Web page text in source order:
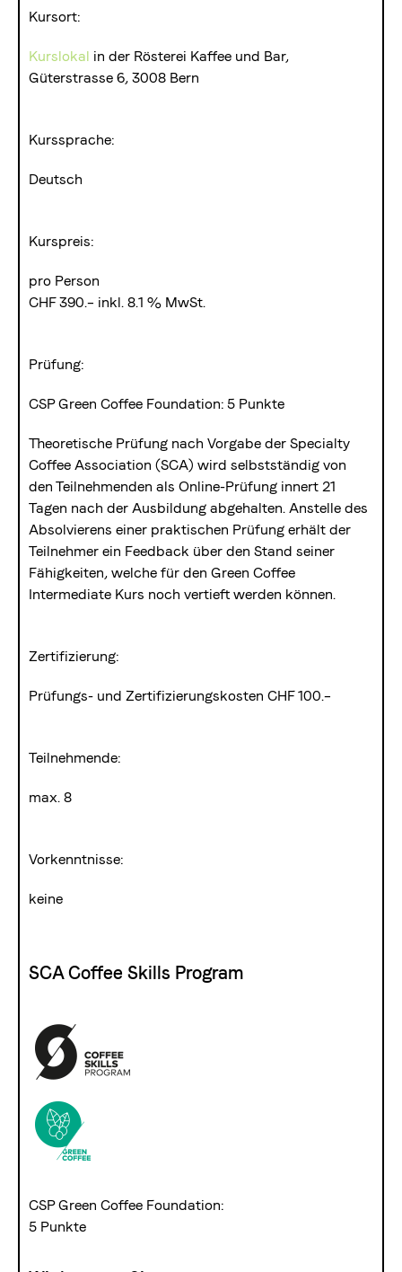
Kursort:
Kurslokal in der Rösterei Kaffee und Bar,
Güterstrasse 6, 3008 Bern
Kurssprache:
Deutsch
Kurspreis:
pro Person
CHF 390.– inkl. 8.1 % MwSt.
Prüfung:
CSP Green Coffee Foundation: 5 Punkte
Theoretische Prüfung nach Vorgabe der Specialty
Coffee Association (SCA) wird selbstständig von
den Teilnehmenden als Online-Prüfung innert 21
Tagen nach der Ausbildung abgehalten. Anstelle des
Absolvierens einer praktischen Prüfung erhält der
Teilnehmer ein Feedback über den Stand seiner
Fähigkeiten, welche für den Green Coffee
Intermediate Kurs noch vertieft werden können.
Zertifizierung:
Prüfungs- und Zertifizierungskosten CHF 100.–
Teilnehmende:
max. 8
Vorkenntnisse:
keine
SCA Coffee Skills Program
CSP Green Coffee Foundation:
5 Punkte